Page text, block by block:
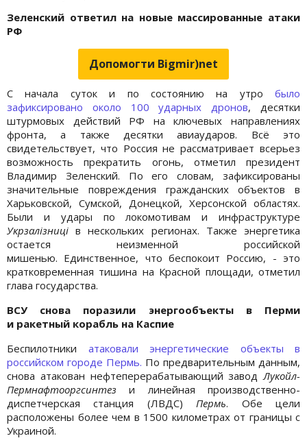
Зеленский ответил на новые массированные атаки
РФ
Допомогти Bigmir)net
С начала суток и по состоянию на утро было
зафиксировано около 100 ударных дронов, десятки
штурмовых действий РФ на ключевых направлениях
фронта, а также десятки авиаударов. Всё это
свидетельствует, что Россия не рассматривает всерьез
возможность прекратить огонь, отметил президент
Владимир Зеленский. По его словам, зафиксированы
значительные повреждения гражданских объектов в
Харьковской, Сумской, Донецкой, Херсонской областях.
Были и удары по локомотивам и инфраструктуре
Укрзалізниці в нескольких регионах. Также энергетика
остается неизменной российской
мишенью. Единственное, что беспокоит Россию, - это
кратковременная тишина на Красной площади, отметил
глава государства.
ВСУ снова поразили энергообъекты в Перми
и ракетный корабль на Каспие
Беспилотники атаковали энергетические объекты в
российском городе Пермь. По предварительным данным,
снова атакован нефтеперерабатывающий завод Лукойл-
Пермнафтооргсинтез и линейная производственно-
диспетчерская станция (ЛВДС) Пермь. Обе цели
расположены более чем в 1500 километрах от границы с
Украиной.